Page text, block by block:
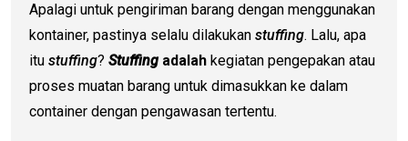
Apalagi untuk pengiriman barang dengan menggunakan
kontainer, pastinya selalu dilakukan stuffing. Lalu, apa
itu stuffing? Stuffingadalah kegiatan pengepakan atau
proses muatan barang untuk dimasukkan ke dalam
container dengan pengawasan tertentu.